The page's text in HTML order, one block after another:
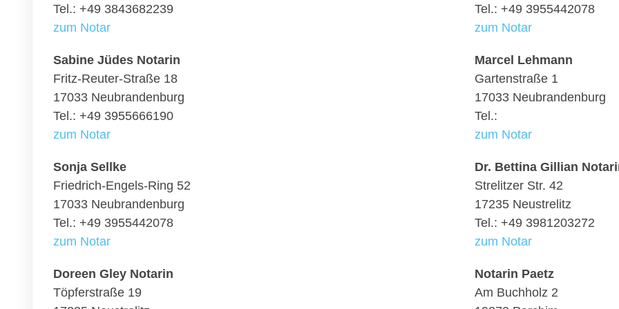
Tel.: +49 3843682239
zum Notar
Tel.: +49 3955442078
zum Notar
Sabine Jüdes Notarin
Fritz-Reuter-Straße 18
17033 Neubrandenburg
Tel.: +49 3955666190
zum Notar
Marcel Lehmann
Gartenstraße 1
17033 Neubrandenburg
Tel.:
zum Notar
Sonja Sellke
Friedrich-Engels-Ring 52
17033 Neubrandenburg
Tel.: +49 3955442078
zum Notar
Dr. Bettina Gillian
Strelitzer Str. 42
17235 Neustrelitz
Tel.: +49 3981203272
zum Notar
Doreen Gley Notarin
Töpferstraße 19
Notarin Paetz
Am Buchholz 2